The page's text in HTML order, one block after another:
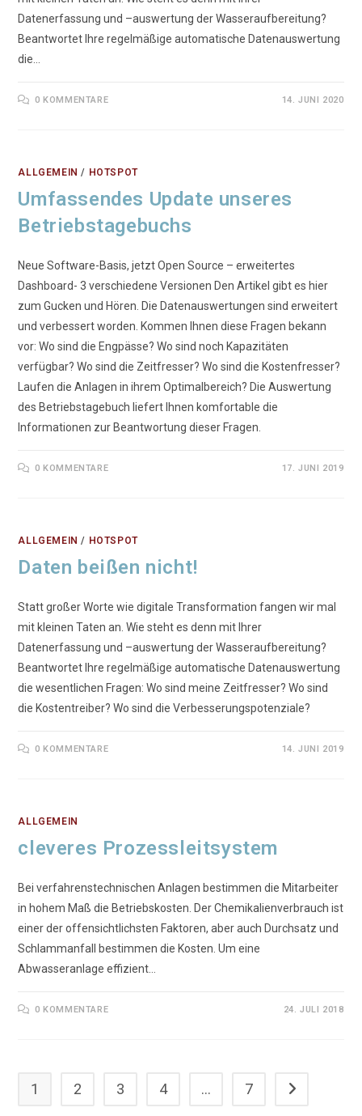
Datenerfassung und –auswertung der Wasseraufbereitung?
Beantwortet Ihre regelmäßige automatische Datenauswertung
die…
0 KOMMENTARE 14. JUNI 2020
ALLGEMEIN / HOTSPOT
Umfassendes Update unseres
Betriebstagebuchs
Neue Software-Basis, jetzt Open Source – erweitertes
Dashboard- 3 verschiedene Versionen Den Artikel gibt es hier
zum Gucken und Hören. Die Datenauswertungen sind erweitert
und verbessert worden. Kommen Ihnen diese Fragen bekann
vor: Wo sind die Engpässe? Wo sind noch Kapazitäten
verfügbar? Wo sind die Zeitfresser? Wo sind die Kostenfresser?
Laufen die Anlagen in ihrem Optimalbereich? Die Auswertung
des Betriebstagebuch liefert Ihnen komfortable die
Informationen zur Beantwortung dieser Fragen.
0 KOMMENTARE 17. JUNI 2019
ALLGEMEIN / HOTSPOT
Daten beißen nicht!
Statt großer Worte wie digitale Transformation fangen wir mal
mit kleinen Taten an. Wie steht es denn mit Ihrer
Datenerfassung und –auswertung der Wasseraufbereitung?
Beantwortet Ihre regelmäßige automatische Datenauswertung
die wesentlichen Fragen: Wo sind meine Zeitfresser? Wo sind
die Kostentreiber? Wo sind die Verbesserungspotenziale?
0 KOMMENTARE 14. JUNI 2019
ALLGEMEIN
cleveres Prozessleitsystem
Bei verfahrenstechnischen Anlagen bestimmen die Mitarbeiter
in hohem Maß die Betriebskosten. Der Chemikalienverbrauch ist
einer der offensichtlichsten Faktoren, aber auch Durchsatz und
Schlammanfall bestimmen die Kosten. Um eine
Abwasseranlage effizient…
0 KOMMENTARE 24. JULI 2018
1 2 3 4 … 7 Zur nächsten